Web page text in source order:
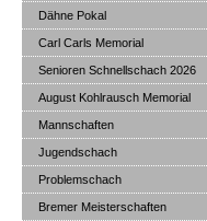
Dähne Pokal
Carl Carls Memorial
Senioren Schnellschach 2026
August Kohlrausch Memorial
Mannschaften
Jugendschach
Problemschach
Bremer Meisterschaften